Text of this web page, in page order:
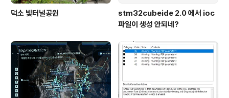
덕소 빛터널공원
stm32cubeide 2.0 에서 ioc
파일이 생성 안되네?